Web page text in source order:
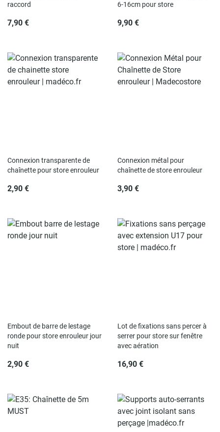
raccord
7,90 €
6-16cm pour store
9,90 €
Connexion transparente de
chaînette pour store enrouleur
2,90 €
Connexion métal pour
chaînette de store enrouleur
3,90 €
Embout de barre de lestage
ronde pour store enrouleur jour
nuit
2,90 €
Lot de fixations sans percer à
serrer pour store sur fenêtre
avec aération
16,90 €